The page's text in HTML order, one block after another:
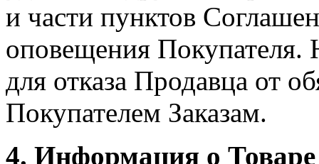
и части пунктов
оповещения Покупателя.
для отказа Продавца от
Покупателем Заказам.
4. Информация о Товаре